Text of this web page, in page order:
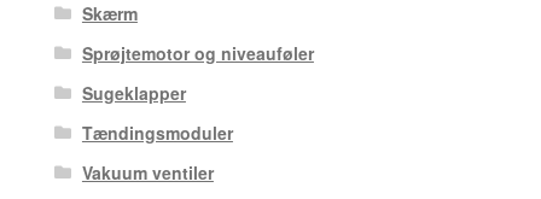
Skærm
Sprøjtemotor og niveauføler
Sugeklapper
Tændingsmoduler
Vakuum ventiler